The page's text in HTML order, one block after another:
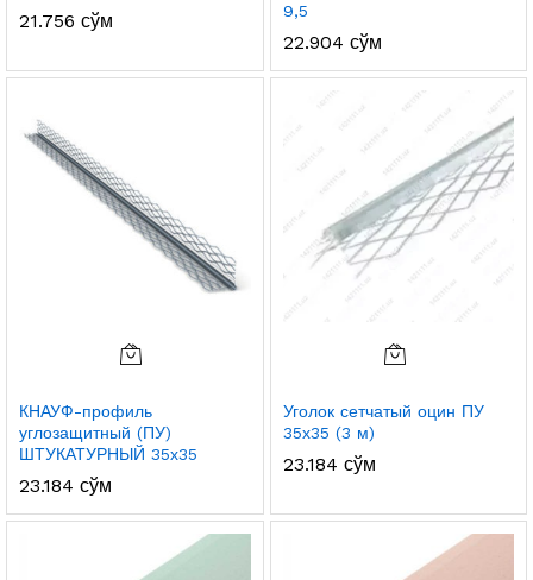
21.756 сўм
9,5
22.904 сўм
КНАУФ-профиль
углозащитный (ПУ)
ШТУКАТУРНЫЙ 35х35
23.184 сўм
Уголок сетчатый оцин ПУ
35х35 (3 м)
23.184 сўм